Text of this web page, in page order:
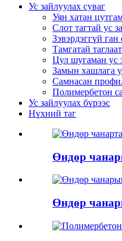
Ус зайлуулах суваг
Уян хатан
Слот тагтай ус
Зэвэрдэггүй ган
Тамгатай
Цул шугаман ус
Замын хашлага
Самнасан
Полимербетон
Ус зайлуулах бүрээс
Нүхний таг
Өндөр
Өндөр